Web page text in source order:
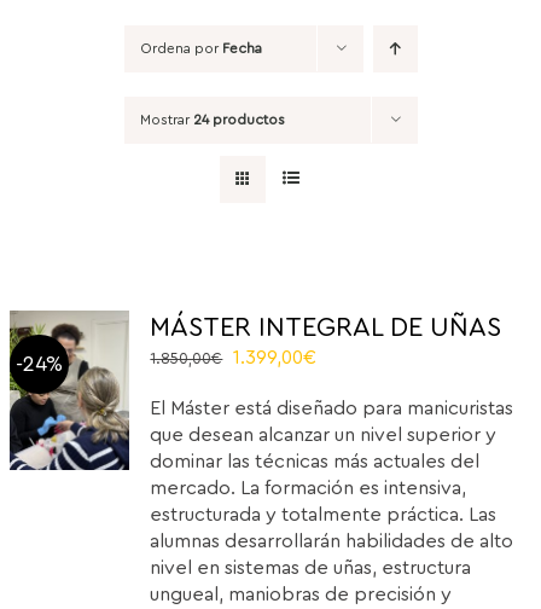
Ordena por Fecha
Mostrar 24 productos
-24%
MÁSTER INTEGRAL DE UÑAS
1.850,00€
El
original
era:
1.850,00€.
1.399,00€
actual
es:
1.399,00€.
El Máster está diseñado para manicuristas
que desean alcanzar un nivel superior y
dominar las técnicas más actuales del
mercado. La formación es intensiva,
estructurada y totalmente práctica. Las
alumnas desarrollarán habilidades de alto
nivel en sistemas de uñas, estructura
ungueal, maniobras de precisión y